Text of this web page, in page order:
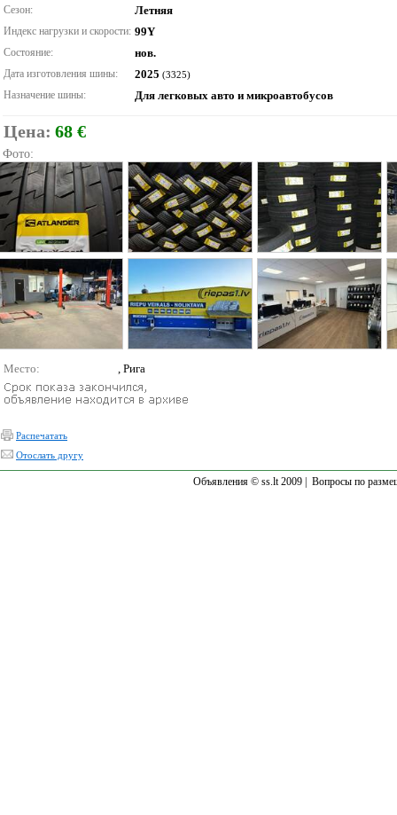
Сезон: Летняя
Индекс нагрузки и скорости: 99Y
Состояние: нов.
Дата изготовления шины: 2025 (3325)
Назначение шины: Для легковых авто и микроавтобусов
Цена: 68 €
Фото:
Место: , Рига
Распечатать
Отослать другу
Объявления © ss.lt 2009 | Вопросы по